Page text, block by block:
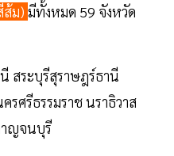
ม) มีทั้งหมด 59 จังหวัด
สระบุรีสุราษฎร์ธานี
ศรีธรรมราช นราธิวาส
าญจนบุรี